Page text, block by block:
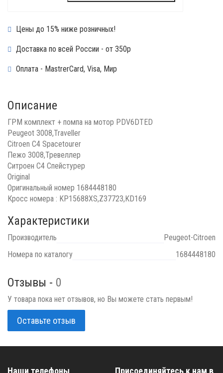
Цены до 15% ниже розничных!
Доставка по всей России - от 350р
Оплата - MastrerCard, Visa, Мир
Описание
ГРМ комплект + помпа на мотор PDV6DTED
Peugeot 3008,Traveller
Citroen C4 Spacetourer
Пежо 3008,Тревеллер
Ситроен С4 Спейстурер
Original
Оригинальный номер 1684448180
Кросс номера : KP15688XS,Z37723,KD169
Характеристики
Производитель
Peugeot-Citroen
Номера по каталогу
1684448180
Отзывы - 0
У товара пока нет отзывов, но Вы можете стать первым!
Оставьте отзыв
Наши телефоны Присоединяйтесь к нам в